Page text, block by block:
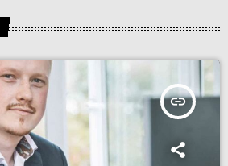
insert_link